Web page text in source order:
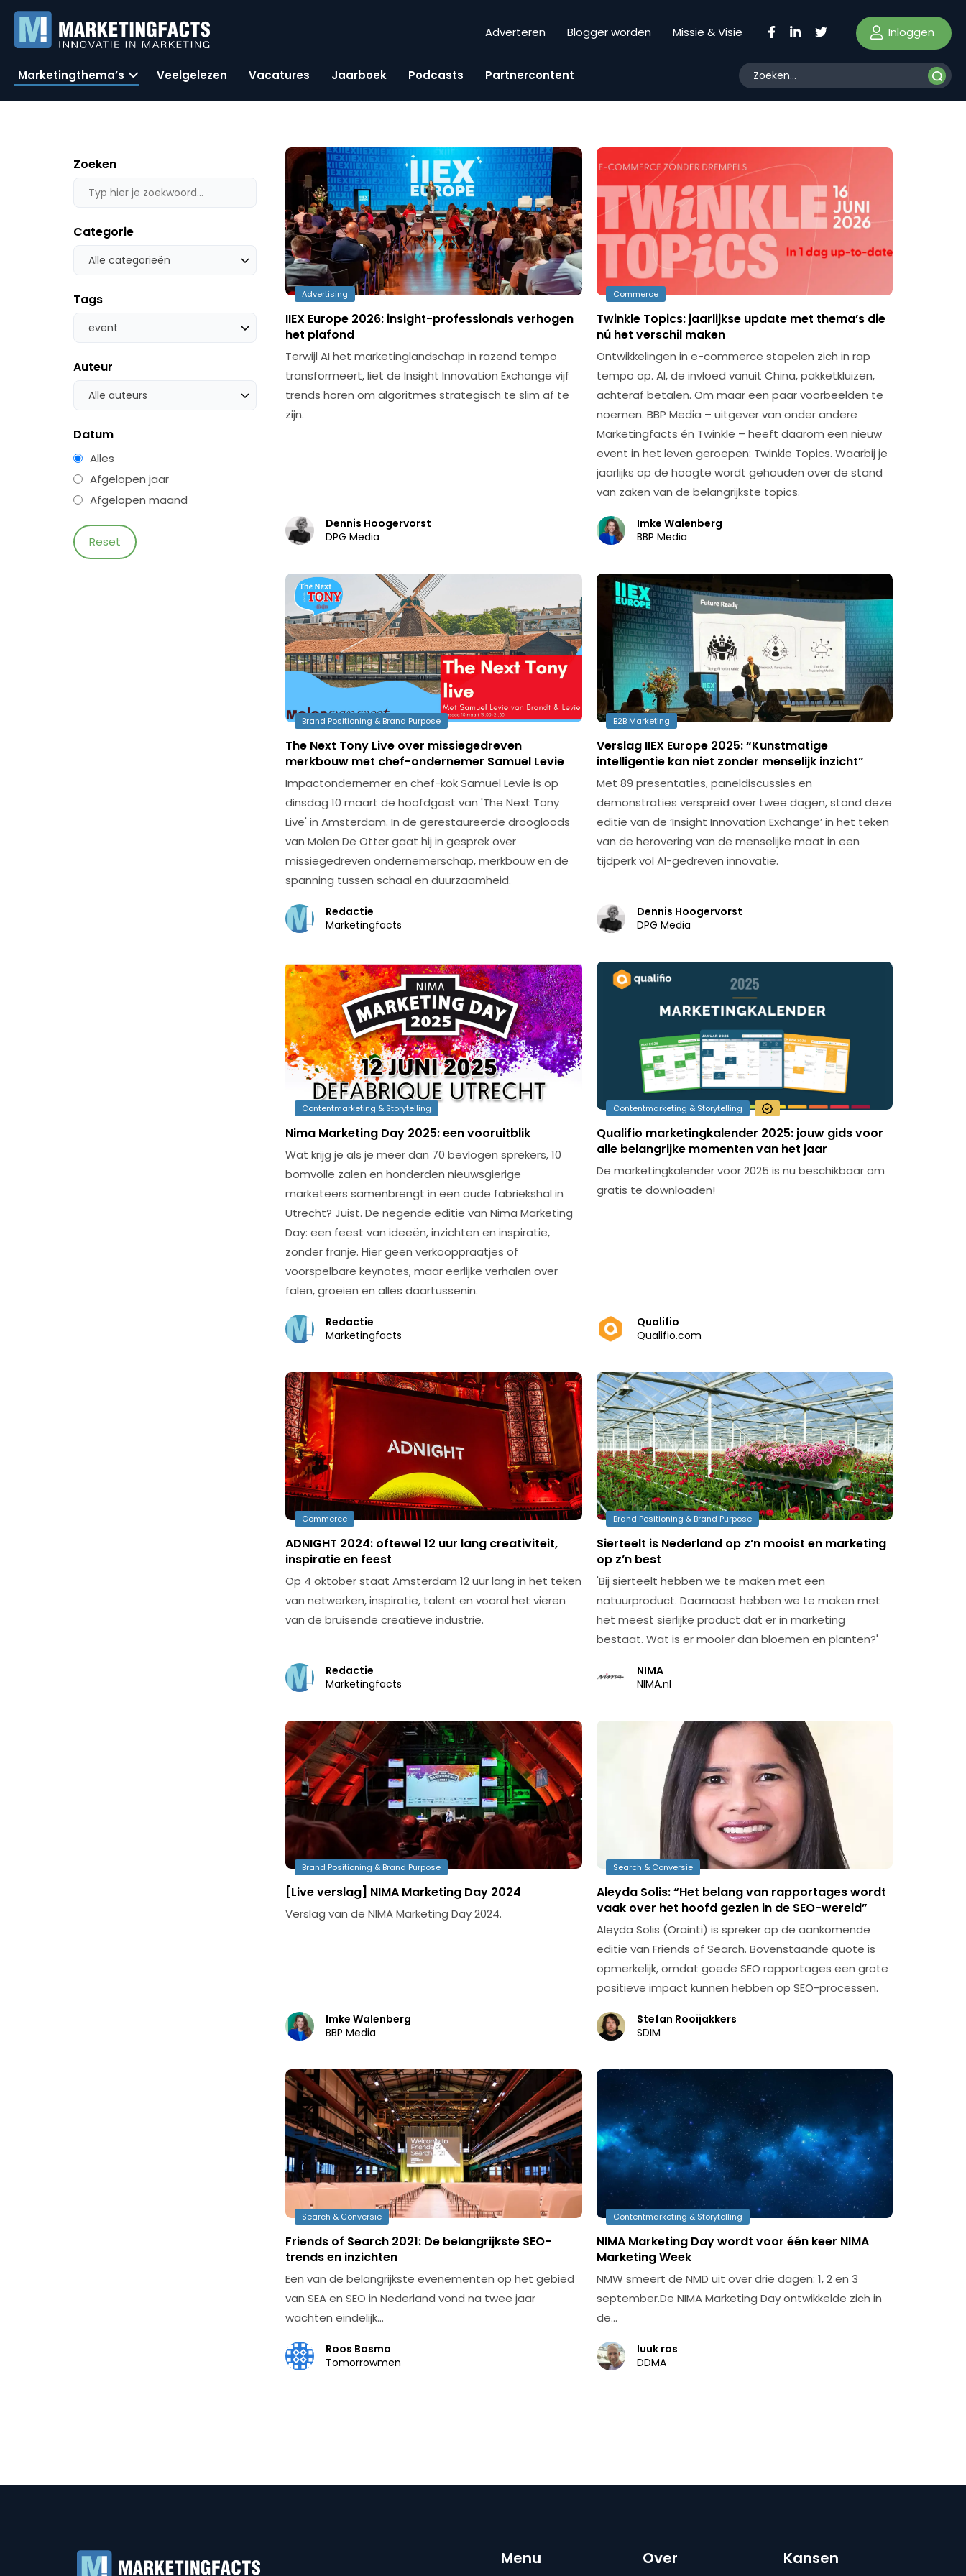
Adverteren Blogger worden Missie & Visie Inloggen
Marketingthema’s Veelgelezen Vacatures Jaarboek Podcasts Partnercontent
Zoeken
Categorie
Alle categorieën
Tags
event
Auteur
Alle auteurs
Datum
Alles
Afgelopen jaar
Afgelopen maand
Advertising
IIEX Europe 2026: insight-professionals verhogen
het plafond
Terwijl AI het marketinglandschap in razend tempo
transformeert, liet de Insight Innovation Exchange vijf
trends horen om algoritmes strategisch te slim af te
zijn.
Dennis Hoogervorst
DPG Media
Commerce
Twinkle Topics: jaarlijkse update met thema’s die
nú het verschil maken
Ontwikkelingen in e-commerce stapelen zich in rap
tempo op. AI, de invloed vanuit China, pakketkluizen,
achteraf betalen. Om maar een paar voorbeelden te
noemen. BBP Media – uitgever van onder andere
Marketingfacts én Twinkle – heeft daarom een nieuw
event in het leven geroepen: Twinkle Topics. Waarbij je
jaarlijks op de hoogte wordt gehouden over de stand
van zaken van de belangrijkste topics.
Imke Walenberg
BBP Media
Brand Positioning & Brand Purpose
The Next Tony Live over missiegedreven
merkbouw met chef-ondernemer Samuel Levie
Impactondernemer en chef-kok Samuel Levie is op
dinsdag 10 maart de hoofdgast van 'The Next Tony
Live' in Amsterdam. In de gerestaureerde droogloods
van Molen De Otter gaat hij in gesprek over
missiegedreven ondernemerschap, merkbouw en de
spanning tussen schaal en duurzaamheid.
Redactie
Marketingfacts
B2B Marketing
Verslag IIEX Europe 2025: “Kunstmatige
intelligentie kan niet zonder menselijk inzicht”
Met 89 presentaties, paneldiscussies en
demonstraties verspreid over twee dagen, stond deze
editie van de ‘Insight Innovation Exchange’ in het teken
van de herovering van de menselijke maat in een
tijdperk vol AI-gedreven innovatie.
Dennis Hoogervorst
DPG Media
Contentmarketing & Storytelling
Nima Marketing Day 2025: een vooruitblik
Wat krijg je als je meer dan 70 bevlogen sprekers, 10
bomvolle zalen en honderden nieuwsgierige
marketeers samenbrengt in een oude fabriekshal in
Utrecht? Juist. De negende editie van Nima Marketing
Day: een feest van ideeën, inzichten en inspiratie,
zonder franje. Hier geen verkooppraatjes of
voorspelbare keynotes, maar eerlijke verhalen over
falen, groeien en alles daartussenin.
Redactie
Marketingfacts
Contentmarketing & Storytelling
Qualifio marketingkalender 2025: jouw gids voor
alle belangrijke momenten van het jaar
De marketingkalender voor 2025 is nu beschikbaar om
gratis te downloaden!
Qualifio
Qualifio.com
Commerce
ADNIGHT 2024: oftewel 12 uur lang creativiteit,
inspiratie en feest
Op 4 oktober staat Amsterdam 12 uur lang in het teken
van netwerken, inspiratie, talent en vooral het vieren
van de bruisende creatieve industrie.
Redactie
Marketingfacts
Brand Positioning & Brand Purpose
Sierteelt is Nederland op z’n mooist en marketing
op z’n best
'Bij sierteelt hebben we te maken met een
natuurproduct. Daarnaast hebben we te maken met
het meest sierlijke product dat er in marketing
bestaat. Wat is er mooier dan bloemen en planten?'
NIMA
NIMA.nl
Brand Positioning & Brand Purpose
[Live verslag] NIMA Marketing Day 2024
Verslag van de NIMA Marketing Day 2024.
Imke Walenberg
BBP Media
Search & Conversie
Aleyda Solis: “Het belang van rapportages wordt
vaak over het hoofd gezien in de SEO-wereld”
Aleyda Solis (Orainti) is spreker op de aankomende
editie van Friends of Search. Bovenstaande quote is
opmerkelijk, omdat goede SEO rapportages een grote
positieve impact kunnen hebben op SEO-processen.
Stefan Rooijakkers
SDIM
Search & Conversie
Friends of Search 2021: De belangrijkste SEO-
trends en inzichten
Een van de belangrijkste evenementen op het gebied
van SEA en SEO in Nederland vond na twee jaar
wachten eindelijk…
Roos Bosma
Tomorrowmen
Contentmarketing & Storytelling
NIMA Marketing Day wordt voor één keer NIMA
Marketing Week
NMW smeert de NMD uit over drie dagen: 1, 2 en 3
september.De NIMA Marketing Day ontwikkelde zich in
de…
luuk ros
DDMA
Menu Over Kansen